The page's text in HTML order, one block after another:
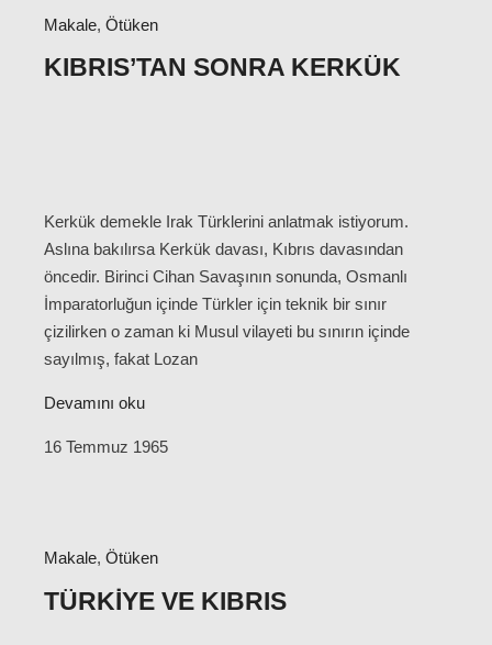
Makale, Ötüken
KIBRIS’TAN SONRA KERKÜK
Kerkük demekle Irak Türklerini anlatmak istiyorum.
Aslına bakılırsa Kerkük davası, Kıbrıs davasından
öncedir. Birinci Cihan Savaşının sonunda, Osmanlı
İmparatorluğun içinde Türkler için teknik bir sınır
çizilirken o zaman ki Musul vilayeti bu sınırın içinde
sayılmış, fakat Lozan
Devamını oku
16 Temmuz 1965
Makale, Ötüken
TÜRKIYE VE KIBRIS